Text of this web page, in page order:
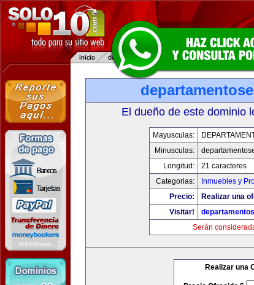
El dueño de este dominio
Mayusculas:
Minusculas:
Longitud:
21 caracteres
Categorias:
Inmuebles y
Precio:
Realizar una
Visitar!
Serán
Realizar una